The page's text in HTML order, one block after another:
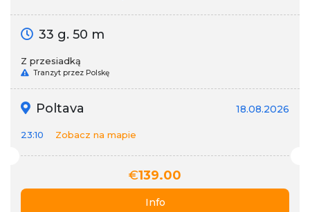
33 g. 50 m
Z przesiadką
Tranzyt przez Polskę
Poltava 18.08.2026
23:10 Zobacz na mapie
€139.00
Info